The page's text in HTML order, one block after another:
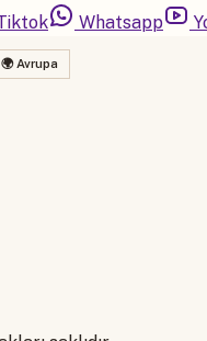
Whatsapp
🌍 Avrupa